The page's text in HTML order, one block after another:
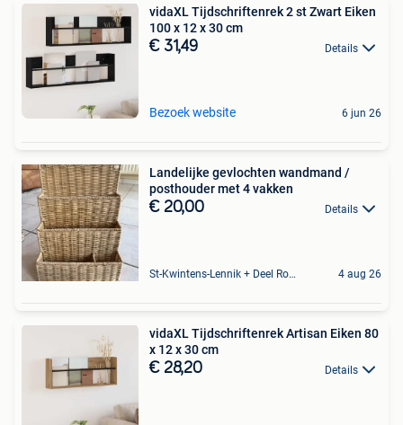
vidaXL Tijdschriftenrek 2 st Zwart Eiken
100 x 12 x 30 cm
€ 31,49 Details
Bezoek website 6 jun 26
Landelijke gevlochten wandmand /
posthouder met 4 vakken
€ 20,00 Details
St-Kwintens-Lennik + Deel Roosdaal 4 aug 26
vidaXL Tijdschriftenrek Artisan Eiken 80
x 12 x 30 cm
€ 28,20 Details